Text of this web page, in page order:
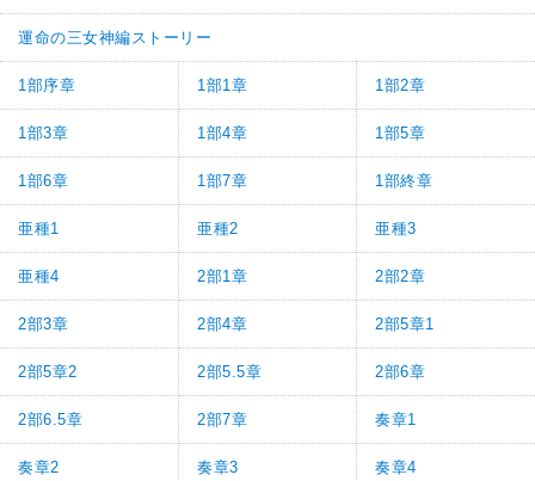
運命の三女神編ストーリー
1部序章 1部1章 1部2章
1部3章 1部4章 1部5章
1部6章 1部7章 1部終章
亜種1 亜種2 亜種3
亜種4 2部1章 2部2章
2部3章 2部4章 2部5章1
2部5章2 2部5.5章 2部6章
2部6.5章 2部7章 奏章1
奏章2 奏章3 奏章4